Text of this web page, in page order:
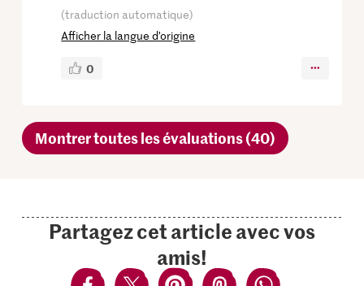
(traduction automatique)
Afficher la langue d’origine
0
Montrer toutes les évaluations (40)
Partagez cet article avec vos
amis!